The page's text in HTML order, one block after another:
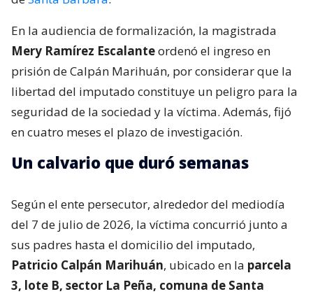
En la audiencia de formalización, la magistrada
Mery Ramírez Escalanteordenó el ingreso en
prisión de Calpán Marihuán, por considerar que la
libertad del imputado constituye un peligro para la
seguridad de la sociedad y la víctima. Además, fijó
en cuatro meses el plazo de investigación.
Un calvario que duró semanas
Según el ente persecutor, alrededor del mediodía
del 7 de julio de 2026, la víctima concurrió junto a
sus padres hasta el domicilio del imputado,
Patricio Calpán Marihuán, ubicado en la parcela
3, lote B, sector La Peña, comuna de Santa